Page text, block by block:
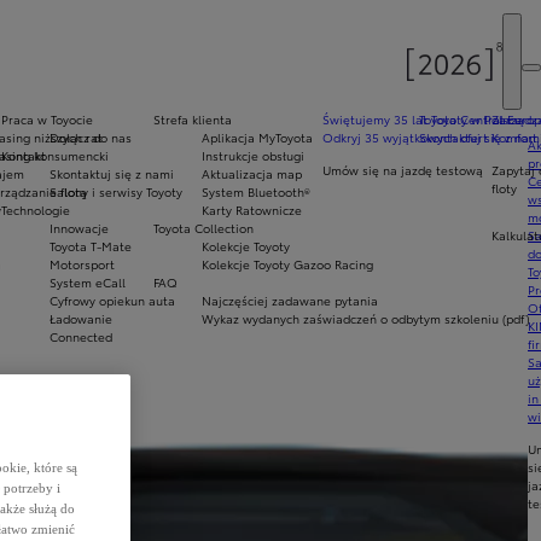
Świętujemy 35 lat Toyoty w Polsce
Odkryj 35 wyjątkowych ofert
Umów się na jazdę testową
Praca w Toyocie
Dołącz do nas
Kontakt
Skontaktuj się z nami
Salony i serwisy Toyoty
Technologie
Innowacje
Toyota T-Mate
Motorsport
System eCall
Cyfrowy opiekun auta
Ładowanie
Connected
Toyota Central
Skontaktuj się z
niższych rat
konsumencki
flotą
Komfort
Zapytaj
floty
Strefa klienta
Aplikacja MyToyota
Instrukcje obsługi
Aktualizacja map
System Bluetooth®
Karty Ratownicze
Toyota Collection
Kolekcje Toyoty
Kolekcje Toyoty Gazoo Racing
FAQ
Najczęściej zadawane pytania
Wykaz wydanych zaświadczeń o odbytym szkoleniu (pdf)
które są
potrzeby i
służą do
zmienić